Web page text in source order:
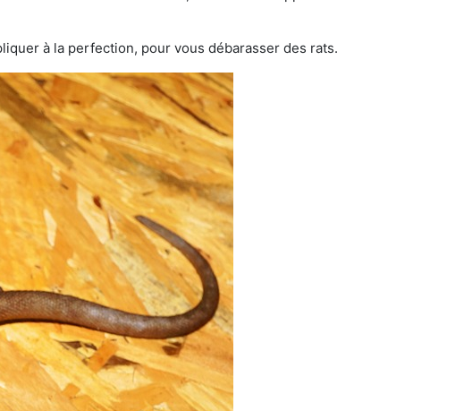
à la perfection, pour vous débarasser des rats.